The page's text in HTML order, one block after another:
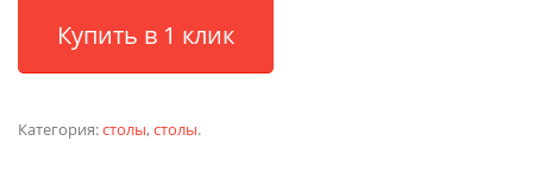
Купить в 1 клик
Категория:столы,столы.